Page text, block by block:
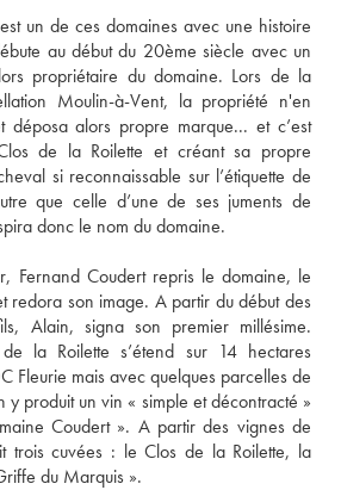
un de ces domaines avec une histoire
au début du 20ème siècle avec un
propriétaire du domaine. Lors de la
Moulin-à-Vent, la propriété n'en
alors propre marque... et c’est
de la Roilette et créant sa propre
si reconnaissable sur l’étiquette de
que celle d’une de ses juments de
donc le nom du domaine.
Fernand Coudert repris le domaine, le
redora son image. A partir du début des
Alain, signa son premier millésime.
la Roilette s’étend sur 14 hectares
Fleurie mais avec quelques parcelles de
y produit un vin « simple et décontracté »
Coudert ». A partir des vignes de
trois cuvées : le Clos de la Roilette, la
du Marquis ».